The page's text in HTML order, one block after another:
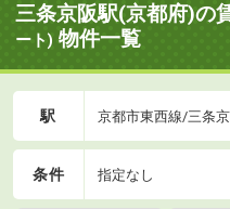
三条京阪駅(京都府)の
ート) 物件一覧
駅 京都市東西線/三条
条件 指定なし